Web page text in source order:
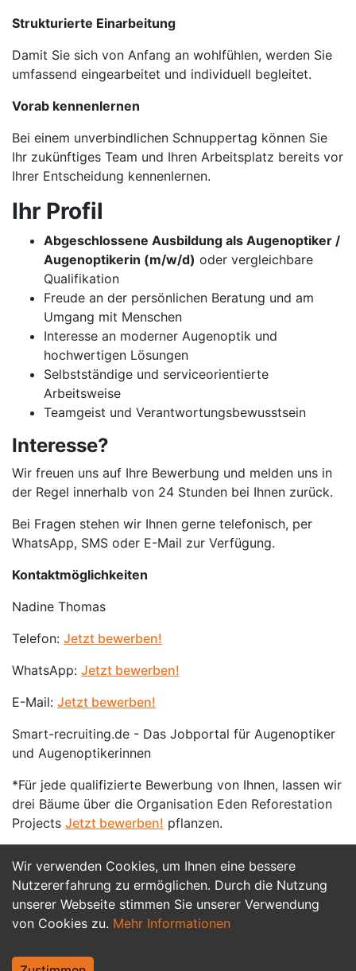
Wir verwenden Cookies, um Ihnen eine bessere
Nutzererfahrung zu ermöglichen. Durch die Nutzung
unserer Webseite stimmen Sie unserer Verwendung
von Cookies zu. Mehr Informationen
Strukturierte Einarbeitung
Damit Sie sich von Anfang an wohlfühlen, werden Sie
umfassend eingearbeitet und individuell begleitet.
Vorab kennenlernen
Bei einem unverbindlichen Schnuppertag können Sie
Ihr zukünftiges Team und Ihren Arbeitsplatz bereits vor
Ihrer Entscheidung kennenlernen.
Ihr Profil
Abgeschlossene Ausbildung als Augenoptiker /
Augenoptikerin (m/w/d) oder vergleichbare
Qualifikation
Freude an der persönlichen Beratung und am
Umgang mit Menschen
Interesse an moderner Augenoptik und
hochwertigen Lösungen
Selbstständige und serviceorientierte
Arbeitsweise
Teamgeist und Verantwortungsbewusstsein
Interesse?
Wir freuen uns auf Ihre Bewerbung und melden uns in
der Regel innerhalb von 24 Stunden bei Ihnen zurück.
Bei Fragen stehen wir Ihnen gerne telefonisch, per
WhatsApp, SMS oder E-Mail zur Verfügung.
Kontaktmöglichkeiten
Nadine Thomas
Telefon: Jetzt bewerben!
WhatsApp: Jetzt bewerben!
E-Mail: Jetzt bewerben!
Smart-recruiting.de - Das Jobportal für Augenoptiker
und Augenoptikerinnen
*Für jede qualifizierte Bewerbung von Ihnen, lassen wir
drei Bäume über die Organisation Eden Reforestation
Projects Jetzt bewerben! pflanzen.
Jetzt Bewerben